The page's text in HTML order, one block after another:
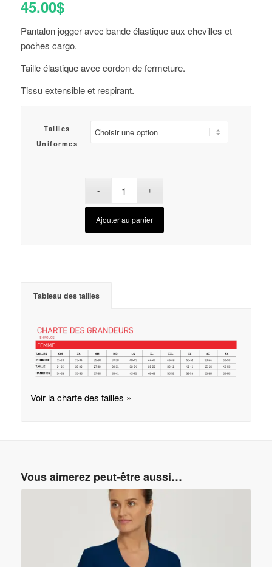
45.00$
Pantalon jogger avec bande élastique aux chevilles et
poches cargo.
Taille élastique avec cordon de fermeture.
Tissu extensible et respirant.
Tailles
Uniformes
Ajouter au panier
Tableau des tailles
Voir la charte des tailles »
Vous aimerez peut-être aussi…